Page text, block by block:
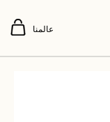
عالمنا